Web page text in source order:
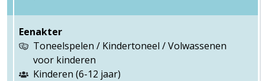
Eenakter
Toneelspelen / Kindertoneel / Volwassenen
voor kinderen
Kinderen (6-12 jaar)